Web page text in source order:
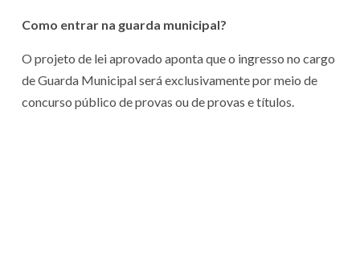
Como entrar na guarda municipal?
O projeto de lei aprovado aponta que o ingresso no cargo
de Guarda Municipal será exclusivamente por meio de
concurso público de provas ou de provas e títulos.